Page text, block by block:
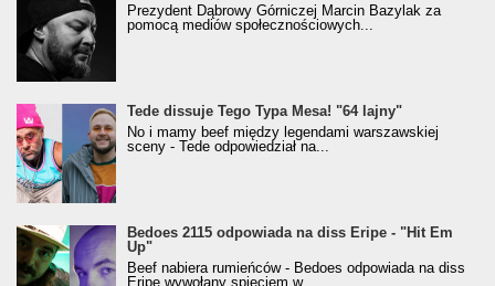
Prezydent Dąbrowy Górniczej Marcin Bazylak za
pomocą mediów społecznościowych...
Tede dissuje Tego Typa Mesa! "64 lajny"
No i mamy beef między legendami warszawskiej
sceny - Tede odpowiedział na...
Bedoes 2115 odpowiada na diss Eripe - "Hit Em
Up"
Beef nabiera rumieńców - Bedoes odpowiada na diss
Eripe wywołany spięciem w...